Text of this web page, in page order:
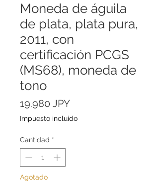
Moneda de águila
de plata, plata pura,
2011, con
certificación PCGS
(MS68), moneda de
tono
19.980 JPYPrecio
Impuesto incluido
Cantidad *
Agotado